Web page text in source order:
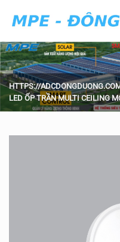
HTTPS://
LED ỐP TRẦN MULTI CEILING